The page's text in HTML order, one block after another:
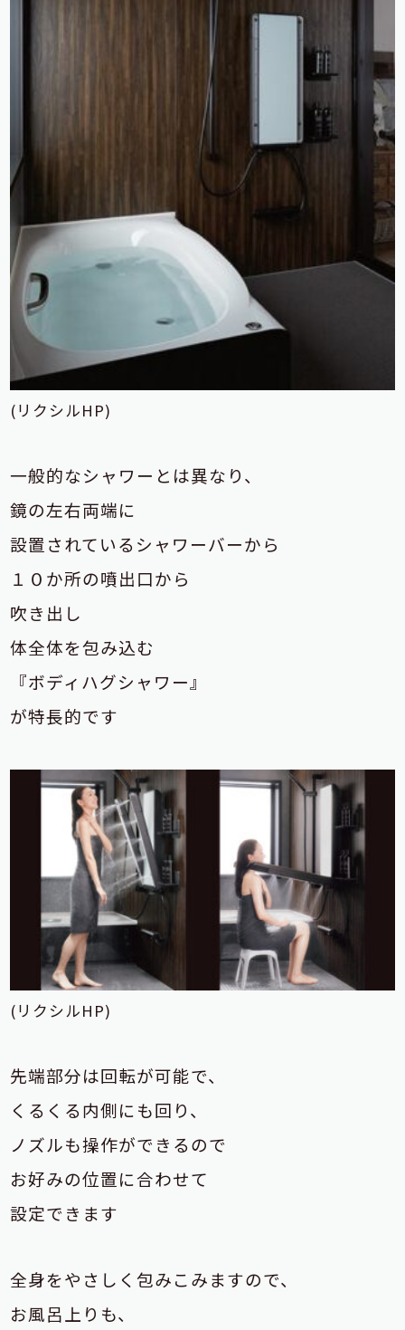
(リクシルHP)
一般的なシャワーとは異なり、
鏡の左右両端に
設置されているシャワーバーから
１０か所の噴出口から
吹き出し
体全体を包み込む
『ボディハグシャワー』
が特長的です
(リクシルHP)
先端部分は回転が可能で、
くるくる内側にも回り、
ノズルも操作ができるので
お好みの位置に合わせて
設定できます
全身をやさしく包みこみますので、
お風呂上りも、